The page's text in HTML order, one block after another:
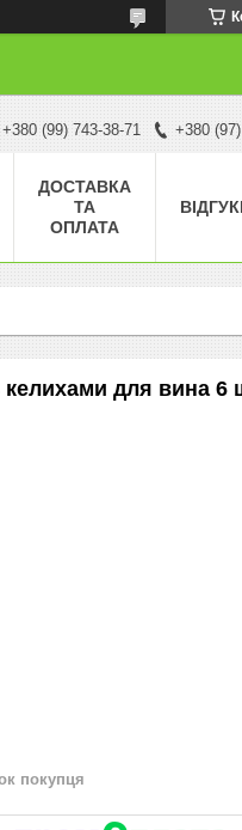
+380 (99) 743-38-71 +380
ДОСТАВКА
ТА
ОПЛАТА
келихами для вина 6
покупця